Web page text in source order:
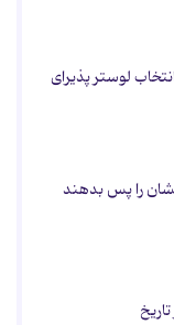
لوستر پذیرای